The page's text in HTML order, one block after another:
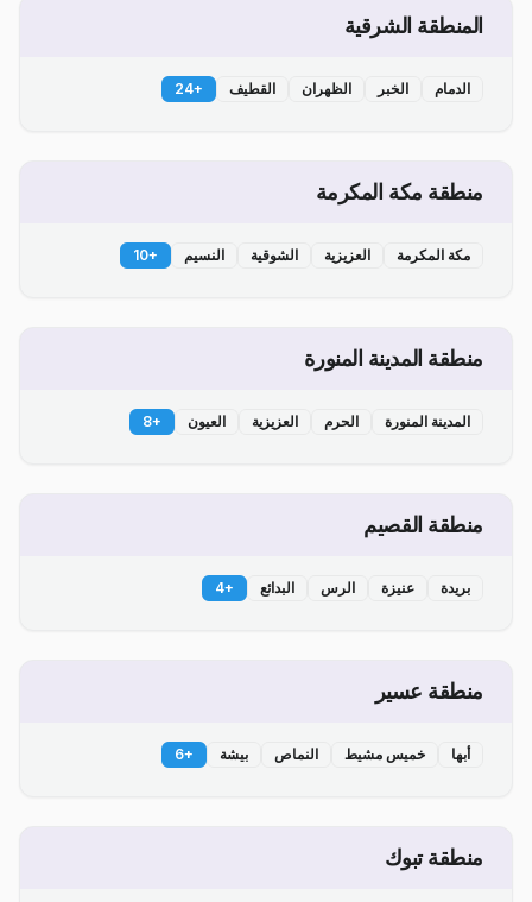
المنطقة الشرقية
الدمام الخبر الظهران القطيف +
24
منطقة مكة المكرمة
مكة المكرمة العزيزية الشوقية النسيم +
10
منطقة المدينة المنورة
المدينة المنورة الحرم العزيزية العيون +
8
منطقة القصيم
بريدة عنيزة الرس البدائع +
4
منطقة عسير
أبها خميس مشيط النماص بيشة +
6
منطقة تبوك